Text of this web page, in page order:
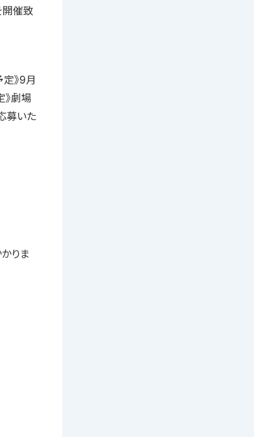
開催致
》9月
》劇場
募いた
りま